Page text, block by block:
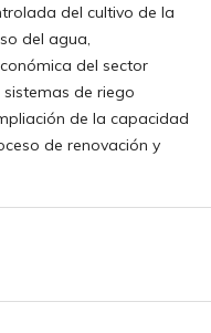
del cultivo de la
del agua,
del sector
de riego
de la capacidad
de renovación y